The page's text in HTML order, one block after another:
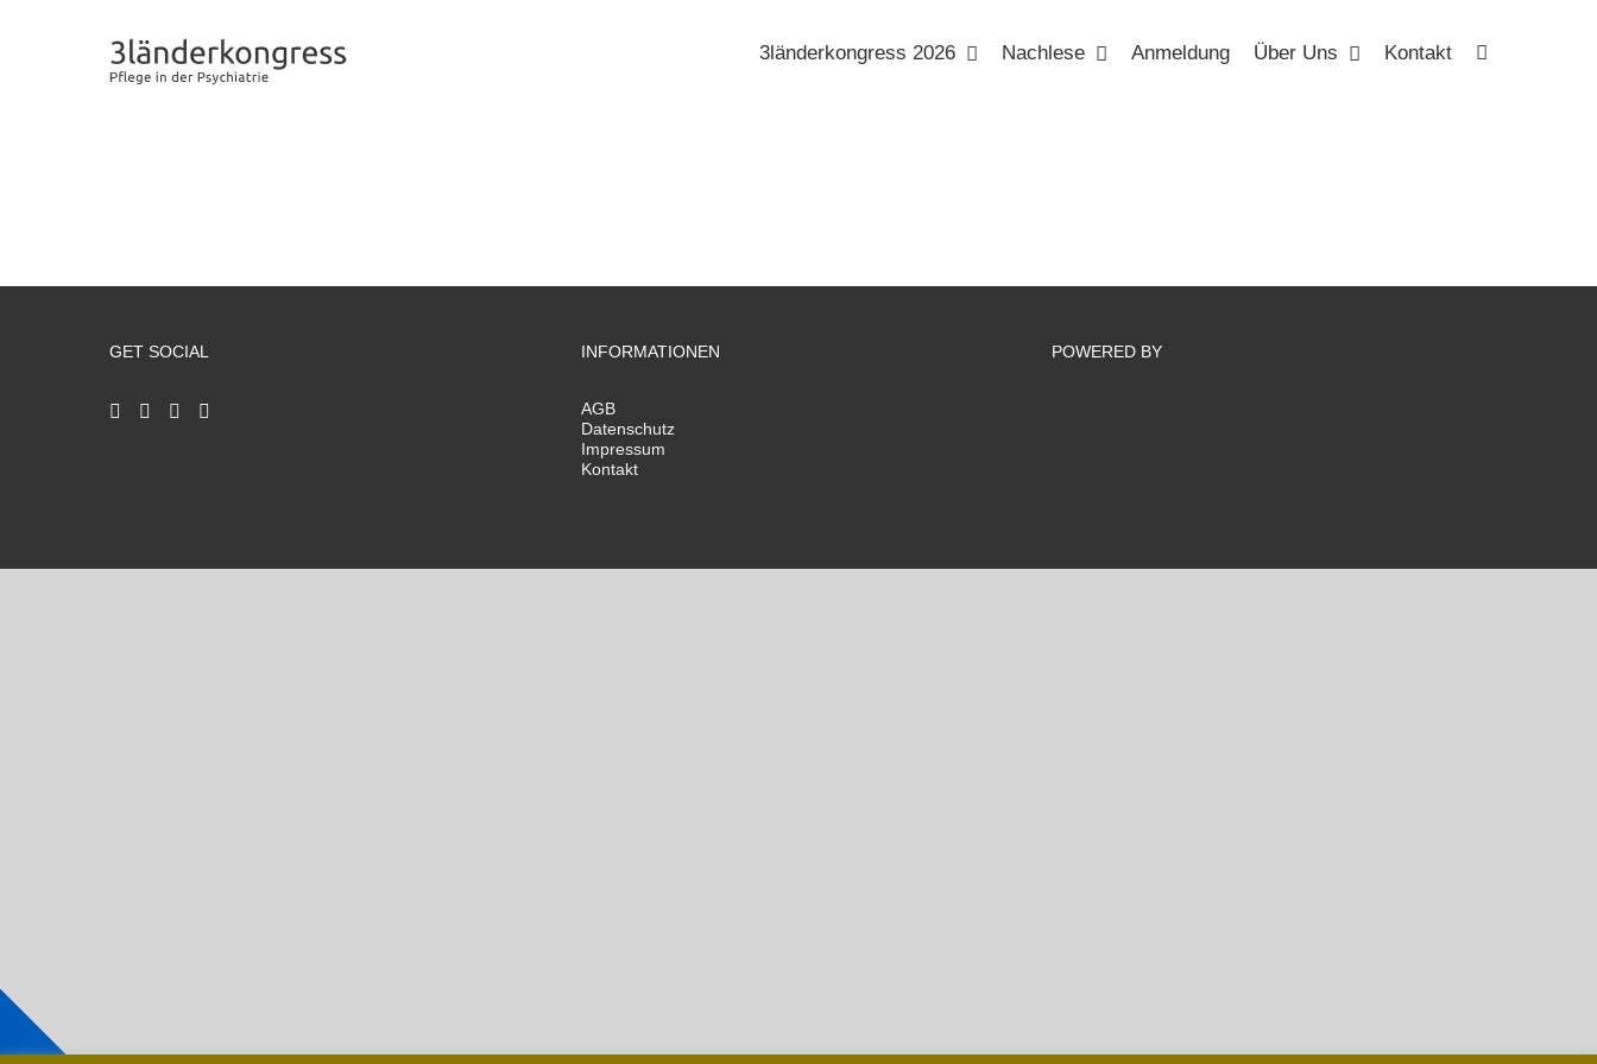
3länderkongress 2026 Nachlese Anmeldung Über Uns Kontakt
GET SOCIAL INFORMATIONEN
AGB
Datenschutz
Impressum
Kontakt
POWERED BY